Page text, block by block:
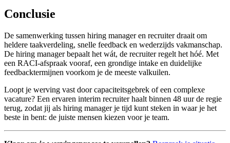
Conclusie
De samenwerking tussen hiring manager en recruiter draait om
heldere taakverdeling, snelle feedback en wederzijds vakmanschap.
De hiring manager bepaalt het wát, de recruiter regelt het hóé. Met
een RACI-afspraak vooraf, een grondige intake en duidelijke
feedbacktermijnen voorkom je de meeste valkuilen.
Loopt je werving vast door capaciteitsgebrek of een complexe
vacature? Een ervaren interim recruiter haalt binnen 48 uur de regie
terug, zodat jij als hiring manager je tijd kunt steken in waar je het
beste in bent: de juiste mensen kiezen voor je team.